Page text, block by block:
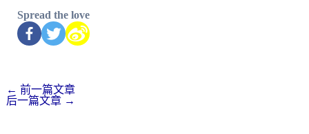
Spread the love
← 前一篇文章
后一篇文章 →